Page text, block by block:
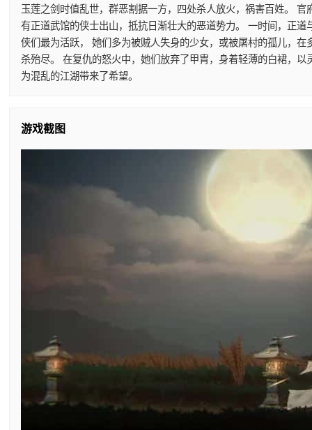
玉莲之剑时值乱世，群恶割据一方，四处杀人放火，祸害百姓。
有正道武馆的侠士出山，抵抗日渐壮大的恶道势力。 一时间，正
侠们最为活跃， 她们多为被贼人失身的少女，或被屠村的孤儿，
杀殆尽。 在复仇的怒火中，她们放弃了甲胄，身着轻薄的白裙，
为混乱的江湖带来了希望。
游戏截图